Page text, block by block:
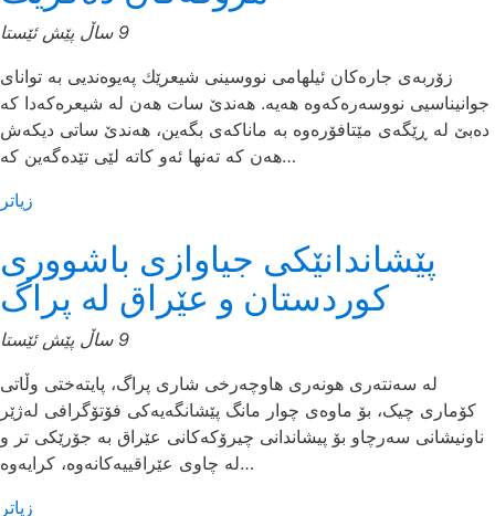
9 ساڵ پێش ئێستا
زۆربه‌ی جاره‌كان ئیلهامی نووسینی شیعرێك په‌یوه‌ندیی به‌ توانای
جوانیناسیی نووسه‌ره‌كه‌وه‌ هه‌یه‌. هه‌ندێ سات هه‌ن له‌ شیعره‌كه‌دا كه‌
ده‌بێ له ڕێگه‌ی مێتافۆره‌وه‌ به‌ ماناكه‌ی بگه‌ین، هه‌ندێ ساتی دیكه‌ش
هه‌ن كه‌ ته‌نها ئه‌و كاته‌ لێی تێده‌گه‌ین كه‌…
زیاتر
پێشاندانێکی جیاوازی باشووری
کوردستان و عێراق لە پراگ
9 ساڵ پێش ئێستا
لە سەنتەری هونەری هاوچەرخی شاری پراگ، پایتەختی وڵاتی
کۆماری چیک، بۆ ماوەی چوار مانگ پێشانگەیەکی فۆتۆگرافی لەژێر
ناونیشانی سەرچاو بۆ پیشاندانی چیرۆکەکانی عێراق بە جۆرێکی تر و
لە چاوی عێراقییەکانەوە، کرایەوە…
زیاتر